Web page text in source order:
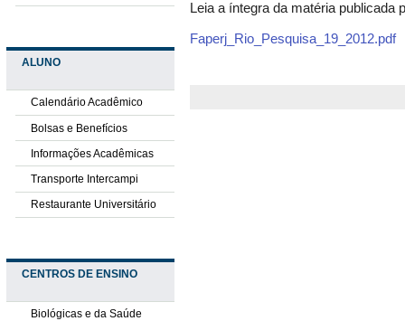
ALUNO
Calendário Acadêmico
Bolsas e Benefícios
Informações Acadêmicas
Transporte Intercampi
Restaurante Universitário
CENTROS DE ENSINO
Biológicas e da Saúde
Leia a íntegra da matéria publicada
Faperj_Rio_Pesquisa_19_2012.pdf